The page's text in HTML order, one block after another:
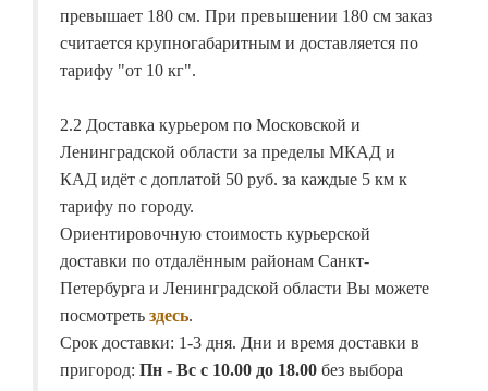
превышает 180 см. При превышении 180 см заказ
считается крупногабаритным и доставляется по
тарифу "от 10 кг".
2.2 Доставка курьером по Московской и
Ленинградской области за пределы МКАД и
КАД идёт с доплатой 50 руб. за каждые 5 км к
тарифу по городу.
Ориентировочную стоимость курьерской
доставки по отдалённым районам Санкт-
Петербурга и Ленинградской области Вы можете
посмотреть здесь.
Срок доставки: 1-3 дня. Дни и время доставки в
пригород: Пн - Вс с 10.00 до 18.00 без выбора